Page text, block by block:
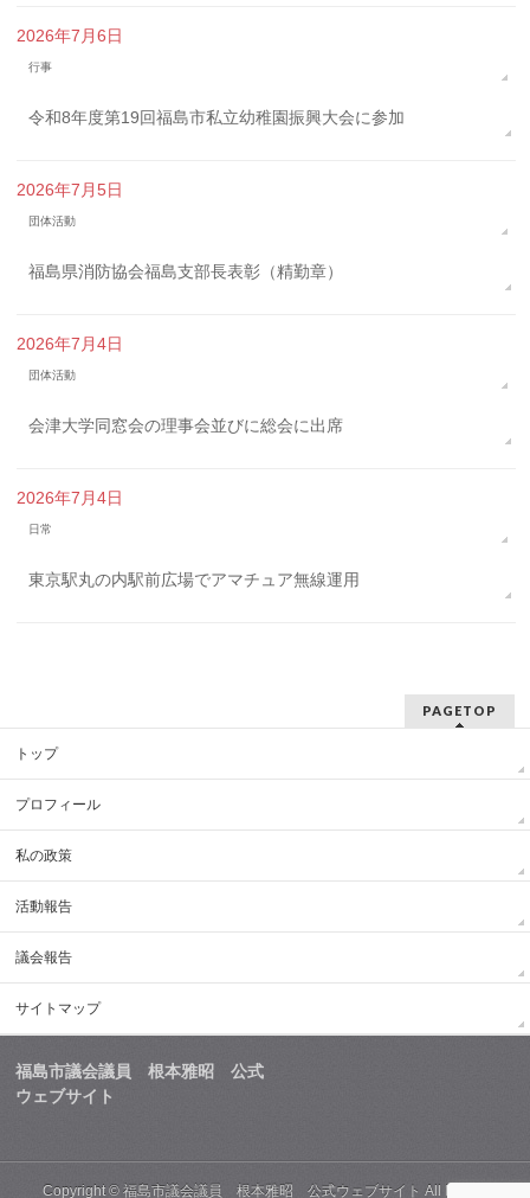
2026年7月6日
行事
令和8年度第19回福島市私立幼稚園振興大会に参加
2026年7月5日
団体活動
福島県消防協会福島支部長表彰（精勤章）
2026年7月4日
団体活動
会津大学同窓会の理事会並びに総会に出席
2026年7月4日
日常
東京駅丸の内駅前広場でアマチュア無線運用
PAGETOP
トップ
プロフィール
私の政策
活動報告
議会報告
サイトマップ
福島市議会議員 根本雅昭 公式
ウェブサイト
Copyright ©福島市議会議員 根本雅昭 公式ウェブサイト All Rights